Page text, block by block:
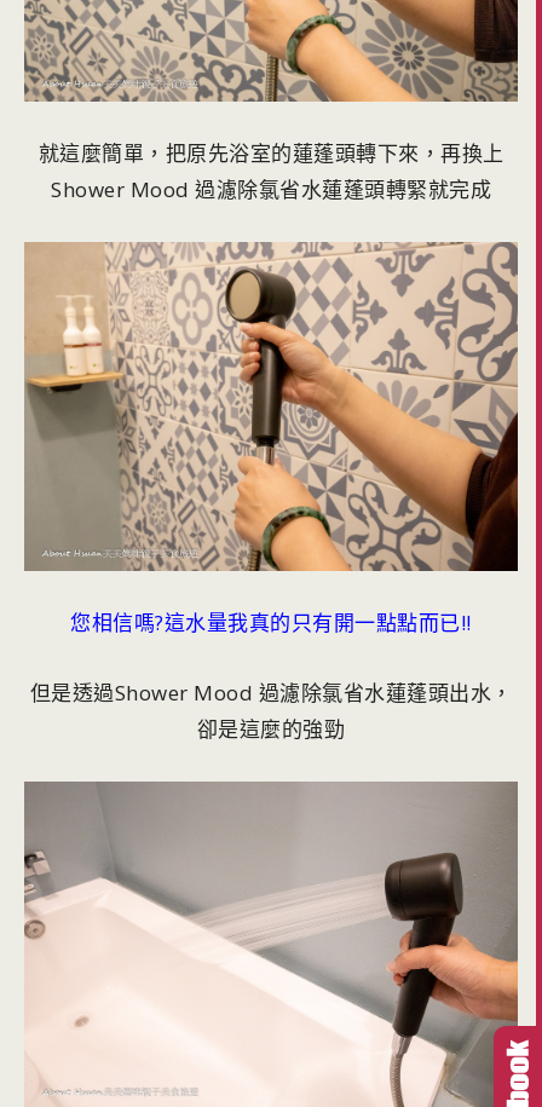
就這麼簡單，把原先浴室的蓮蓬頭轉下來，再換上
Shower Mood 過濾除氯省水蓮蓬頭轉緊就完成
您相信嗎?這水量我真的只有開一點點而已!!
但是透過Shower Mood 過濾除氯省水蓮蓬頭出水，
卻是這麼的強勁